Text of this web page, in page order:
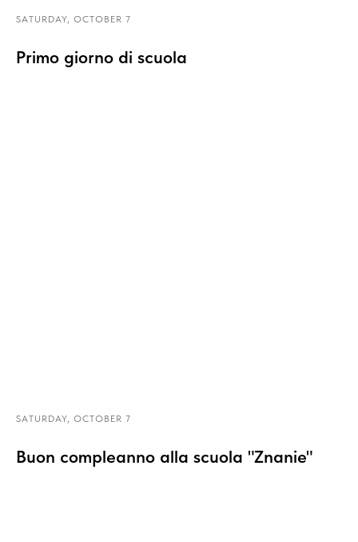
SATURDAY, OCTOBER 7
Primo giorno di scuola
SATURDAY, OCTOBER 7
Buon compleanno alla scuola "Znanie"